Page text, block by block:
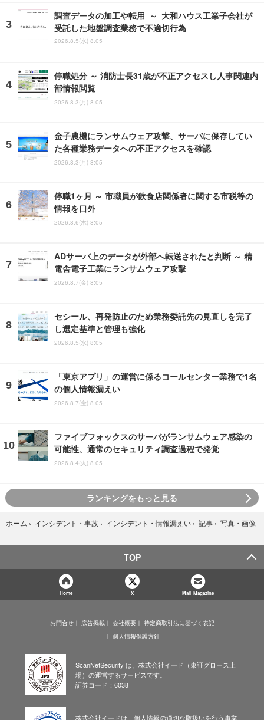
調査データの加工や転用 ～ 大和ハウス工業子会社が
受託した地盤調査業務で不適切行為
2026.8.5(水) 8:05
停職処分 ～ 消防士長31歳が不正アクセスし人事関連内
部情報閲覧
2026.8.3(月) 8:05
金子農機にランサムウェア攻撃、サーバに保存してい
た各種業務データへの不正アクセスを確認
2026.8.3(月) 8:05
停職1ヶ月 ～ 市職員が飲食店関係者に関する市税等の
情報を口外
2026.8.6(木) 8:05
ADサーバ上のデータが外部へ転送されたと判断 ～ 精
電舎電子工業にランサムウェア攻撃
2026.8.7(金) 8:05
セシール、再発防止のため業務委託先の見直しを完了
し選定基準と管理も強化
2026.8.5(水) 8:05
「東京アプリ」の運営に係るコールセンター業務で1名
の個人情報漏えい
2026.8.7(金) 8:05
ファイブフォックスのサーバがランサムウェア感染の
可能性、通常のセキュリティ調査過程で発覚
2026.8.4(火) 8:05
ランキングをもっと見る
ホーム › インシデント・事故 › インシデント・情報漏えい › 記事 › 写真・画像
TOP
Home X Mail Magazine
お問合せ 広告掲載 会社概要
特定商取引法に基づく表記
個人情報保護方針
ScanNetSecurity は、株式会社イード（東証グロース上
場）の運営するサービスです。
証券コード：6038
株式会社イードは、個人情報の適切な取扱いを行う事業